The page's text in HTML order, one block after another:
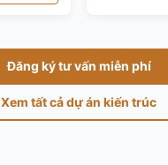
Đăng ký tư vấn miễn phí
Xem tất cả dự án kiến trúc